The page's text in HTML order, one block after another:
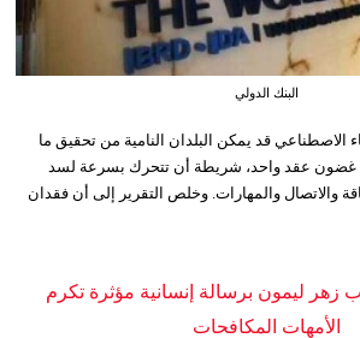
البنك الدولي
الاصطناعي قد يمكن البلدان النامية من تحقيق ما
غضون عقد واحد، شريطة أن تتحرك بسرعة لسد
والاتصال والمهارات. وخلص التقرير إلى أن فقدان
زهر ليمون برسالة إنسانية مؤثرة تكرم
الأمهات المكافحات